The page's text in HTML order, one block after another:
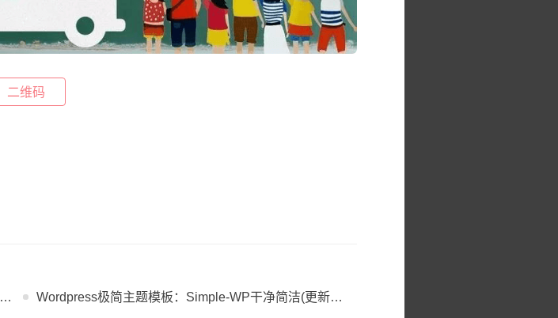
二维码
Wordpress极简主题模板：Simple-WP干净简洁(更新V2.2)